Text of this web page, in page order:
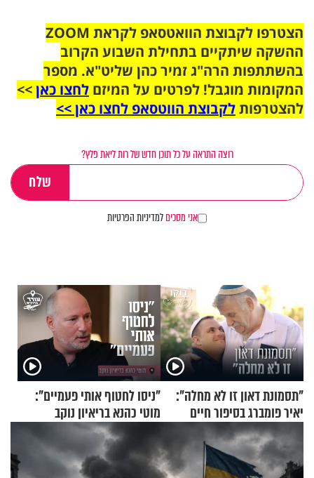
הצטרפו לקבוצת הוואטסאפ לקראת ZOOM
ההשקה שיתקיים בתחילת השבוע הקרוב
בהשתתפות הרה"ג זמיר כהן שליט"א. מספר
המקומות מוגבל! לפרטים על המיזם לחצו כאן>>
להצטרפותלקבוצת הווטסאפ לחצו כאן >>
רוצה התראה על כל תוכן חדש של רות ליאת פלץ?
אני מסכיםלמדיניות הפרטיות
"תסמונת דאון זו לא מחלה":
יאיר פומברג בסיפור חיים
מעורר השראה
"ניסו לחטוף אותי פעמיים":
מוטי כהנא בריאיון נוקב